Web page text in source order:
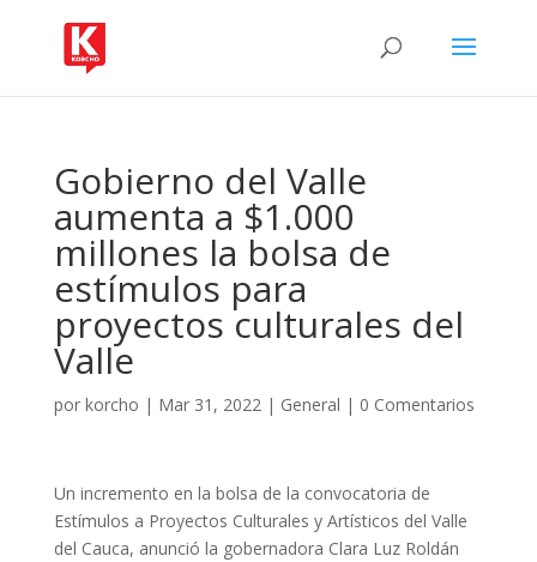
Gobierno del Valle
aumenta a $1.000
millones la bolsa de
estímulos para
proyectos culturales del
Valle
por korcho | Mar 31, 2022| General | 0 Comentarios
Un incremento en la bolsa de la convocatoria de
Estímulos a Proyectos Culturales y Artísticos del Valle
del Cauca, anunció la gobernadora Clara Luz Roldán